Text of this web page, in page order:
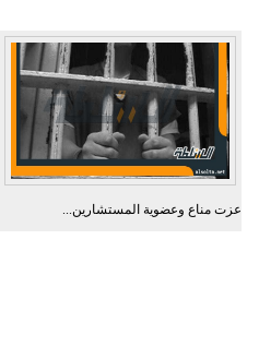
عزت مناع وعضوية المستشارين...